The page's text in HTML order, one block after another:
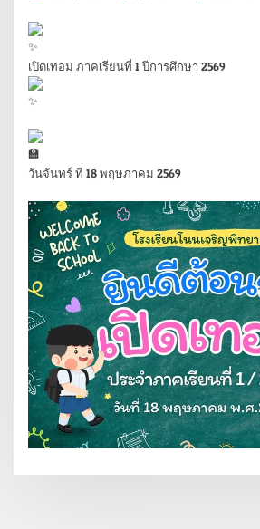
เปิดเทอม ภาคเรียนที่ 1 ปีการศึกษา 2569
วันจันทร์ ที่ 18 พฤษภาคม 2569